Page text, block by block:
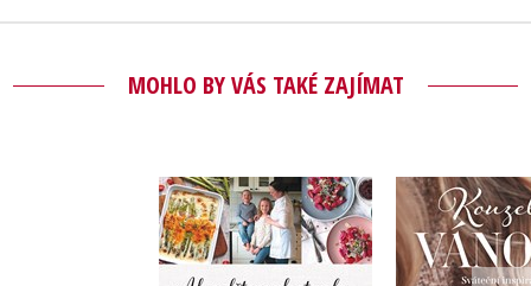
MOHLO BY VÁS TAKÉ ZAJÍMAT
Aby dětem chutnalo
Svatava Vašková
Kouzelné
Svatava
,
Lucie
,
Kateřina
,